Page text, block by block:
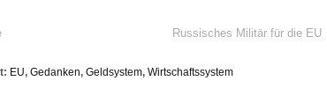
Russisches Militär für die EU
EU, Gedanken, Geldsystem, Wirtschaftssystem